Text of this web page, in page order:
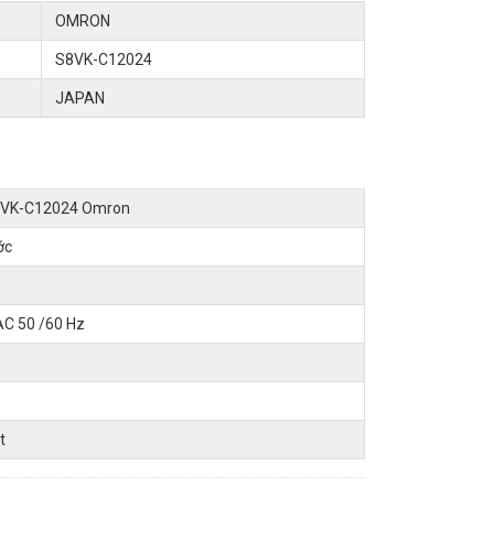
OMRON
S8VK-C12024
JAPAN
C12024 Omron
50 /60 Hz